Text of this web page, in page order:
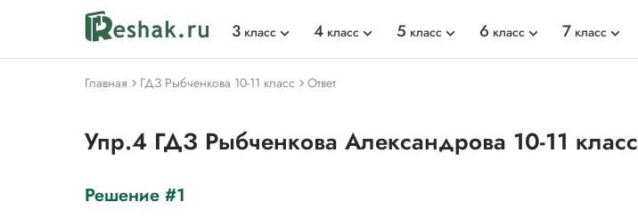
3 класс 4 класс 5 класс 6 класс 7 класс
Главная ГДЗ Рыбченкова 10-11 класс Ответ
Упр.4 ГДЗ Рыбченкова Александрова 10-11 класс
Решение #1